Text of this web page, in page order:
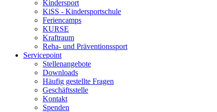
Kindersport
KiSS - Kindersportschule
Feriencamps
KURSE
Kraftraum
Reha- und Präventionssport
Servicepoint
Stellenangebote
Downloads
Häufig gestellte Fragen
Geschäftsstelle
Kontakt
Spenden